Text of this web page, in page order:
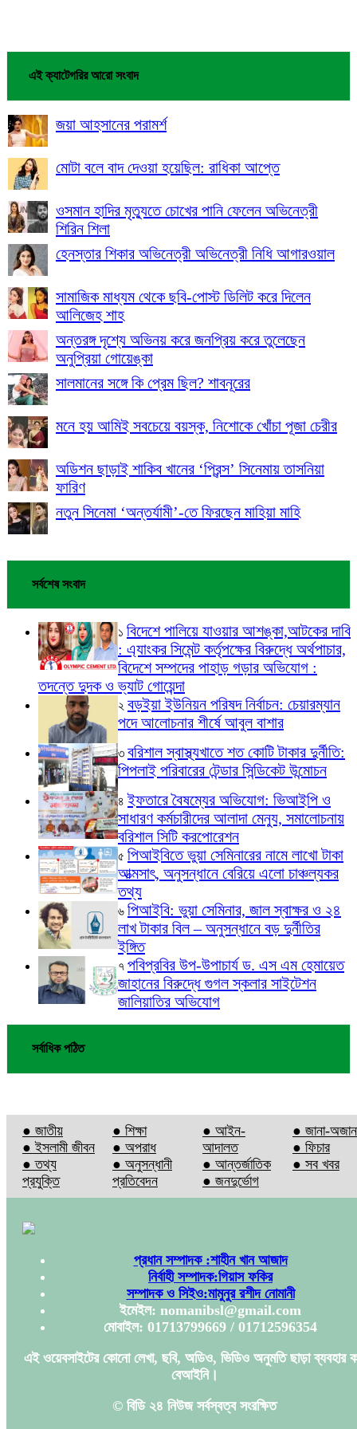
এই ক্যাটেগরির আরো সংবাদ
জয়া আহসানের পরামর্শ
মোটা বলে বাদ দেওয়া হয়েছিল: রাধিকা আপ্তে
ওসমান হাদির মৃত্যুতে চোখের পানি ফেলেন অভিনেত্রী
শিরিন শিলা
হেনস্তার শিকার অভিনেত্রী অভিনেত্রী নিধি আগারওয়াল
সামাজিক মাধ্যম থেকে ছবি-পোস্ট ডিলিট করে দিলেন
আলিজেহ শাহ
অন্তরঙ্গ দৃশ্যে অভিনয় করে জনপ্রিয় করে তুলেছেন
অনুপ্রিয়া গোয়েঙ্কা
সালমানের সঙ্গে কি প্রেম ছিল? শাবনূরের
মনে হয় আমিই সবচেয়ে বয়স্ক, নিশোকে খোঁচা পূজা চেরীর
অডিশন ছাড়াই শাকিব খানের ‘প্রিন্স’ সিনেমায় তাসনিয়া
ফারিণ
নতুন সিনেমা ‘অন্তর্যামী’-তে ফিরছেন মাহিয়া মাহি
সর্বশেষ সংবাদ
১ বিদেশে পালিয়ে যাওয়ার আশঙ্কা,আটকের দাবি
: এ্যাংকর সিমেন্ট কর্তৃপক্ষের বিরুদ্ধে অর্থপাচার,
বিদেশে সম্পদের পাহাড় গড়ার অভিযোগ :
তদন্তে দুদক ও ভ্যাট গোয়েন্দা
২ বড়ইয়া ইউনিয়ন পরিষদ নির্বাচন: চেয়ারম্যান
পদে আলোচনার শীর্ষে আবুল বাশার
৩ বরিশাল স্বাস্থ্যখাতে শত কোটি টাকার দুর্নীতি:
পিপলাই পরিবারের টেন্ডার সিন্ডিকেট উন্মোচন
৪ ইফতারে বৈষম্যের অভিযোগ: ভিআইপি ও
সাধারণ কর্মচারীদের আলাদা মেন্যু, সমালোচনায়
বরিশাল সিটি করপোরেশন
৫ পিআইবিতে ভুয়া সেমিনারের নামে লাখো টাকা
আত্মসাৎ, অনুসন্ধানে বেরিয়ে এলো চাঞ্চল্যকর
তথ্য
৬ পিআইবি: ভুয়া সেমিনার, জাল স্বাক্ষর ও ২৪
লাখ টাকার বিল – অনুসন্ধানে বড় দুর্নীতির
ইঙ্গিত
৭ পবিপ্রবির উপ-উপাচার্য ড. এস এম হেমায়েত
জাহানের বিরুদ্ধে গুগল স্কলার সাইটেশন
জালিয়াতির অভিযোগ
সর্বাধিক পঠিত
● জাতীয়
● ইসলামী জীবন
● তথ্য
প্রযুক্তি
● শিক্ষা
● অপরাধ
● অনুসন্ধানী
প্রতিবেদন
● আইন-
আদালত
● আন্তর্জাতিক
● জনদুর্ভোগ
● জানা-
● ফিচার
● সব খবর
প্রধান সম্পাদক :শাহীন খান আজাদ
নির্বাহী সম্পাদক:গিয়াস ফকির
সম্পাদক ও সিইও:মামুনুর রশীদ নোমানী
ইমেইল: nomanibsl@gmail.com
মোবাইল: 01713799669 / 01712596354
এই ওয়েবসাইটের কোনো লেখা, ছবি, অডিও, ভিডিও অনুমতি ছাড়া ব্যবহার
বেআইনি।
© বিডি ২৪ নিউজ সর্বস্বত্ব সংরক্ষিত